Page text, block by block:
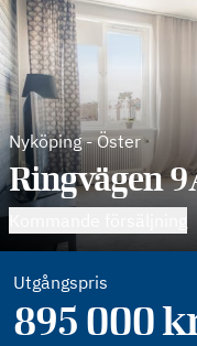
Nyköping-Öster
Ringvägen
Utgångspris
895 000